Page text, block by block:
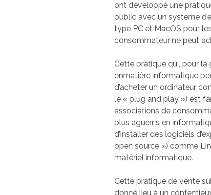
ont développé une
public avec un système
type PC et MacOS pour
consommateur ne peut
Cette pratique qui, pour
enmatière informatique
d’acheter un ordinateur
le « plug and play ») est
associations de
plus aguerris en
d’installer des logiciels
open source ») comme
matériel informatique.
Cette pratique de vente
donné lieu à un